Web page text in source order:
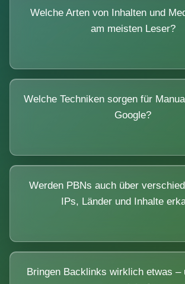
Welche Arten von Inhalten und
am meisten Leser?
Welche Techniken sorgen für
Google?
Werden PBNs auch über
IPs, Länder und Inhalte
Bringen Backlinks wirklich etwas –